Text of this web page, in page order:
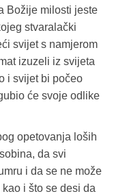
Božije milosti jeste
stvaralački
svijet s namjerom
izuzeli iz svijeta
i svijet bi počeo
će svoje odlike
opetovanja loših
da svi
i da se ne može
i što se desi da